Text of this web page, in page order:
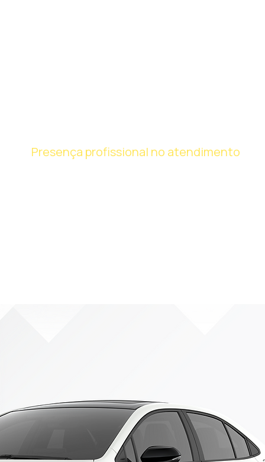
Presença profissional no atendimento